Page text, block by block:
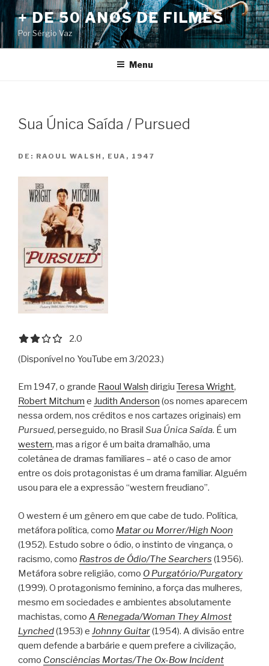
Pular
para
o
conteúdo
+ DE 50 ANOS DE FILMES
Por Sérgio Vaz
Menu
Sua Única Saída / Pursued
DE: RAOUL WALSH, EUA, 1947
2.0 out of 5.0 stars
2.0
(Disponível no YouTube em 3/2023.)
Em 1947, o grande Raoul Walsh dirigiu Teresa Wright,
Robert Mitchum e Judith Anderson (os nomes aparecem
nessa ordem, nos créditos e nos cartazes originais) em
Pursued, perseguido, no Brasil Sua Única Saída. É um
western, mas a rigor é um baita dramalhão, uma
coletânea de dramas familiares – até o caso de amor
entre os dois protagonistas é um drama familiar. Alguém
usou para ele a expressão “western freudiano”.
O western é um gênero em que cabe de tudo. Política,
metáfora política, como Matar ou Morrer/High Noon
(1952). Estudo sobre o ódio, o instinto de vingança, o
racismo, como Rastros de Ódio/The Searchers (1956).
Metáfora sobre religião, como O Purgatório/Purgatory
(1999). O protagonismo feminino, a força das mulheres,
mesmo em sociedades e ambientes absolutamente
machistas, como A Renegada/Woman They Almost
Lynched(1953) e Johnny Guitar(1954). A divisão entre
quem defende a barbárie e quem prefere a civilização,
como Consciências Mortas/The Ox-Bow Incident